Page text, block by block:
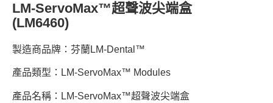
LM-ServoMax™超聲波尖端盒
(LM6460)
製造商品牌：芬蘭LM-Dental™
產品類型：LM-ServoMax™ Modules
產品名稱：LM-ServoMax™超聲波尖端盒